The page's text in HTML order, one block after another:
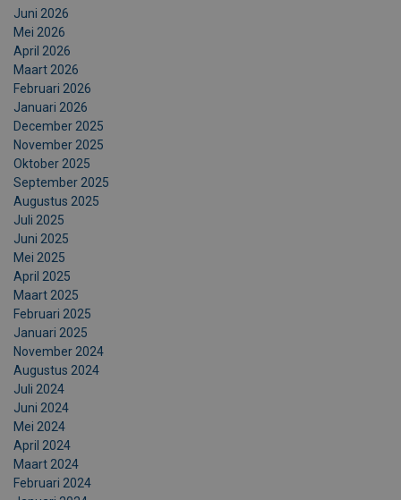
Juni 2026
Mei 2026
April 2026
Maart 2026
Februari 2026
Januari 2026
December 2025
November 2025
Oktober 2025
September 2025
Augustus 2025
Juli 2025
Juni 2025
Mei 2025
April 2025
Maart 2025
Februari 2025
Januari 2025
November 2024
Augustus 2024
Juli 2024
Juni 2024
Mei 2024
April 2024
Maart 2024
Februari 2024